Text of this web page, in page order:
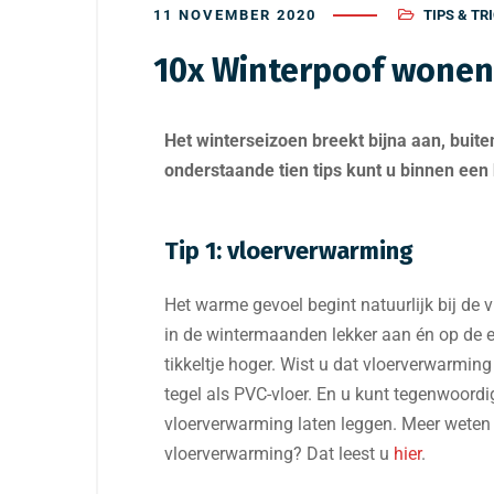
11 NOVEMBER 2020 TIPS &
10x Winterpoof wonen
Het winterseizoen breekt bijna aan,
onderstaande tien tips kunt u binnen
Tip 1: vloerverwarming
Het warme gevoel begint natuurlijk bij de
in de wintermaanden lekker aan én op de
tikkeltje hoger. Wist u dat
tegel als PVC-vloer. En u kunt
vloerverwarming laten leggen. Meer
vloerverwarming? Dat leest u hier.